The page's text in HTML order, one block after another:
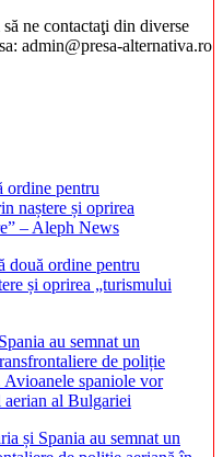
ne contactaţi din diverse
admin@presa-alternativa.ro
două ordine pentru
și oprirea „turismului
și Spania au semnat un